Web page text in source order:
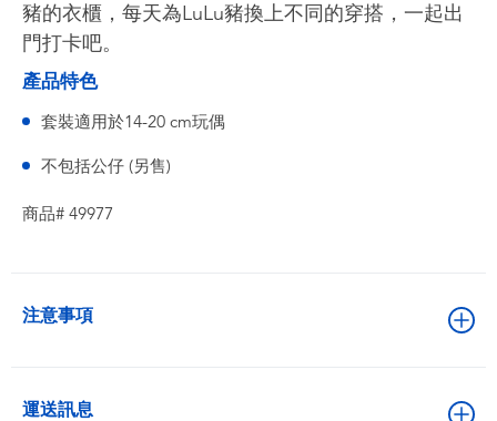
角色收藏
生活雜貨
豬的衣櫃，每天為LuLu豬換上不同的穿搭，一起出
門打卡吧。
產品特色
套裝適用於14-20 cm玩偶
不包括公仔 (另售)
商品# 49977
注意事項
運送訊息